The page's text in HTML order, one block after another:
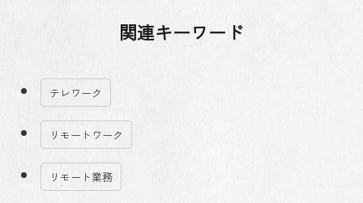
関連キーワード
テレワーク
リモートワーク
リモート業務